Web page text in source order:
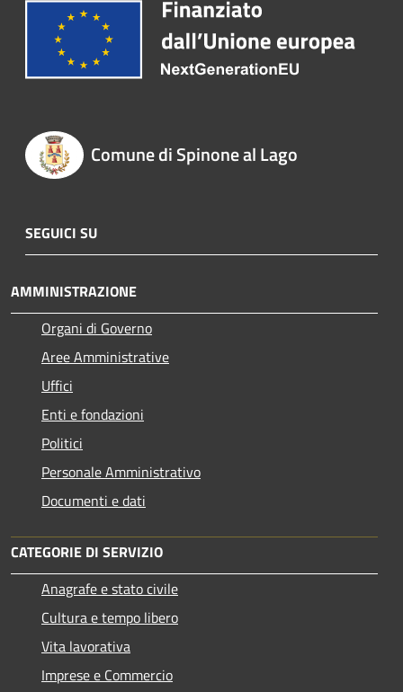
Comune di Spinone al Lago
SEGUICI SU
AMMINISTRAZIONE
Organi di Governo
Aree Amministrative
Uffici
Enti e fondazioni
Politici
Personale Amministrativo
Documenti e dati
CATEGORIE DI SERVIZIO
Anagrafe e stato civile
Cultura e tempo libero
Vita lavorativa
Imprese e Commercio